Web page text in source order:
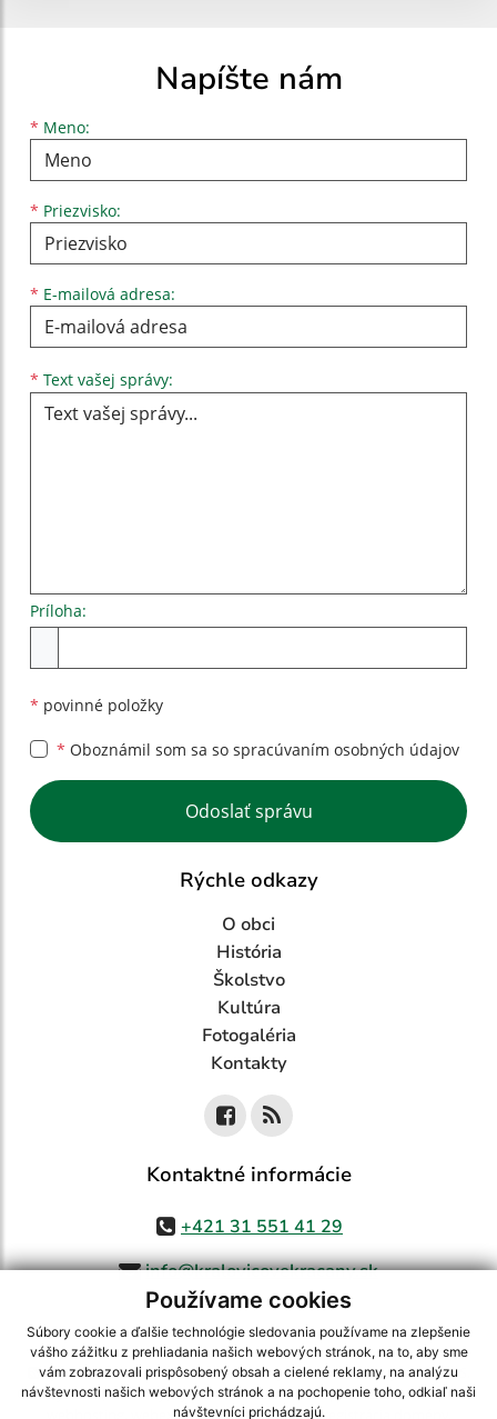
Používame cookies
Súbory cookie a ďalšie technológie sledovania používame na zlepšenie
vášho zážitku z prehliadania našich webových stránok, na to, aby sme
vám zobrazovali prispôsobený obsah a cielené reklamy, na analýzu
návštevnosti našich webových stránok a na pochopenie toho, odkiaľ naši
návštevníci prichádzajú.
Napíšte nám
* Meno:
Meno
* Priezvisko:
Priezvisko
* E-mailová adresa:
E-mailová adresa
* Text vašej správy:
Príloha:
* povinné položky
* Oboznámil som sa so spracúvaním osobných údajov
Google reCaptcha Response
Odoslať správu
Rýchle odkazy
O obci
História
Školstvo
Kultúra
Fotogaléria
Kontakty
Kontaktné informácie
+421 31 551 41 29
info@kralovicovekracany.sk
využite možnosť získavania aktuálnych informácií s využitím RSS
CMS systém (redakčný) systém ECHELON 2,Mapa stránok,web portál
webex.digital, s.r.o.,domény,registrácia domény